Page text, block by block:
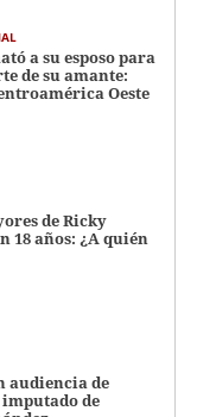
a su esposo para
de su amante:
Oeste
de Ricky
18 años: ¿A quién
audiencia de
de